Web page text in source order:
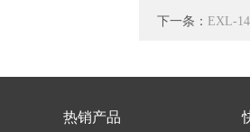
下一条： EXL-
热销产品